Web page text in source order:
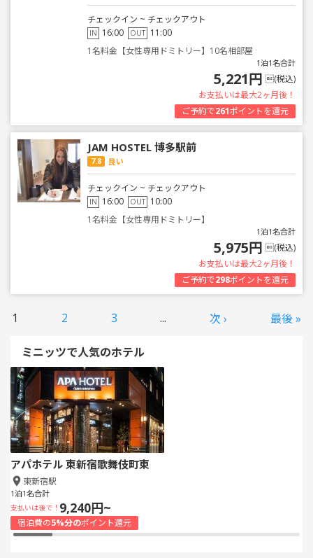
チェックイン ~ チェックアウト
IN 16:00 OUT 11:00
1名料金【女性専用ドミトリー】10名相部屋
1泊1名合計
5,221円 (税込)
お支払いは最大2ヶ月後！
ご予約で261ポイントを還元
JAM HOSTEL 博多駅前
7.8 良い
チェックイン ~ チェックアウト
IN 16:00 OUT 10:00
1名料金【女性専用ドミトリー】
1泊1名合計
5,975円 (税込)
お支払いは最大2ヶ月後！
ご予約で298ポイントを還元
1 2 3 ... 次 › 最後 »
ミニッツで人気のホテル
アパホテル 東新宿歌舞伎町東
東新宿駅
1泊1名合計
支払いは後で！ 9,240円~
宿泊費の5%分のポイント還元